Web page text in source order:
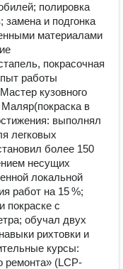
полировка
замена и подгонка
материалами
покрасочная
работы
кузовного
в
выполнял
легковых
более 150
несущих
локальной
работ на 15 %;
покраске с
обучал двух
рихтовки и
курсы:
ремонта» (LCP-